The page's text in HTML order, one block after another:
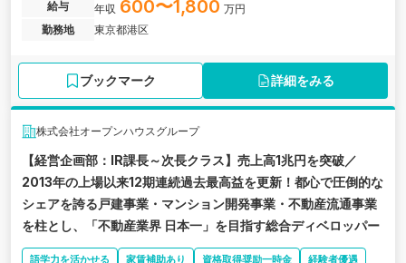
給与 年収 600〜1,800 万円
勤務地
東京都港区
ブックマーク 詳細をみる
株式会社オープンハウスグループ
【経営企画部：IR課長～次長クラス】売上高1兆円を突破／
2013年の上場以来12期連続過去最高益を更新！都心で圧倒的な
シェアを誇る戸建事業・マンション開発事業・不動産流通事業
を柱とし、「不動産業界 日本一」を目指す総合ディベロッパー
語学力を活かせる 家賃補助あり 資格取得奨励一時金
経験者優遇